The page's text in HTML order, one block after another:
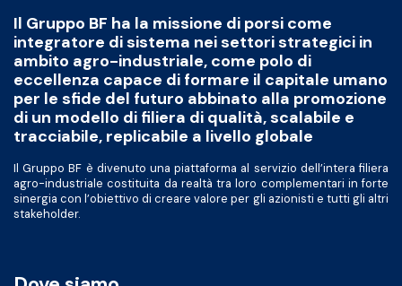
Il Gruppo BF ha la missione di porsi come
integratore di sistema nei settori strategici in
ambito agro-industriale, come polo di
eccellenza capace di formare il capitale umano
per le sfide del futuro abbinato alla promozione
di un modello di filiera di qualità, scalabile e
tracciabile, replicabile a livello globale
Il Gruppo BF è divenuto una piattaforma al servizio dell’intera filiera
agro-industriale costituita da realtà tra loro complementari in forte
sinergia con l’obiettivo di creare valore per gli azionisti e tutti gli altri
stakeholder.